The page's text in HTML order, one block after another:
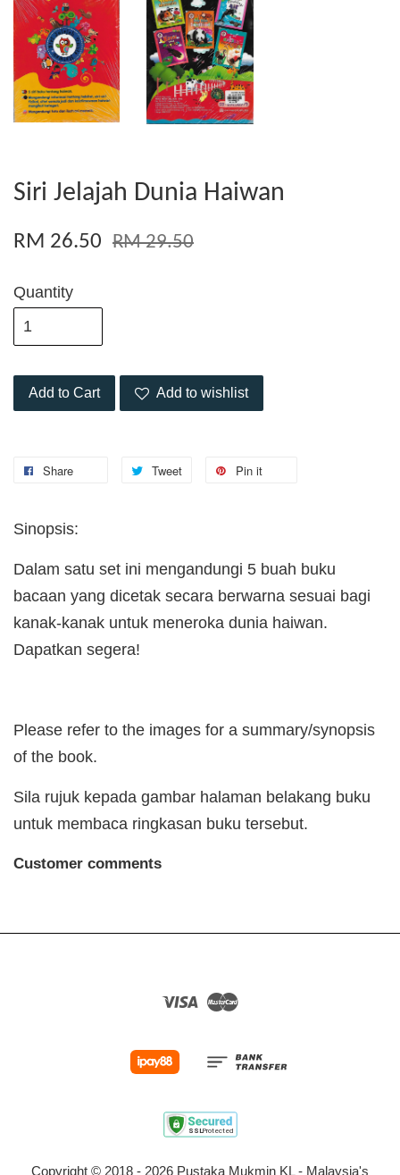
Siri Jelajah Dunia Haiwan
RM 26.50 RM 29.50
Quantity
Add to Cart Add to wishlist
Share Tweet Pin it
Sinopsis:
Dalam satu set ini mengandungi 5 buah buku
bacaan yang dicetak secara berwarna sesuai bagi
kanak-kanak untuk meneroka dunia haiwan.
Dapatkan segera!
Please refer to the images for a summary/synopsis
of the book.
Sila rujuk kepada gambar halaman belakang buku
untuk membaca ringkasan buku tersebut.
Customer comments
Visa
Copyright © 2018 - 2026 Pustaka Mukmin KL - Malaysia's